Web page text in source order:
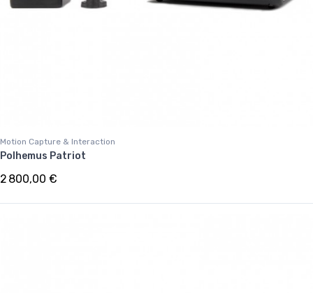
Motion Capture & Interaction
Polhemus Patriot
2 800,00 €